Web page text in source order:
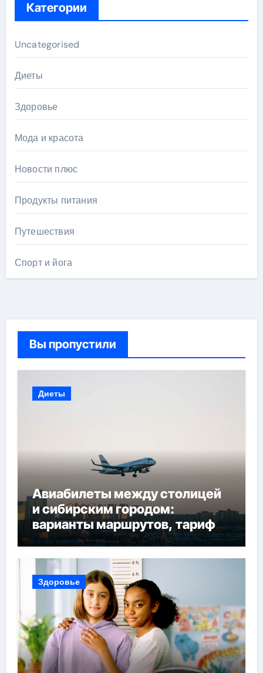
Категории
Uncategorised
Диеты
Здоровье
Мода и красота
Новости плюс
Продукты питания
Путешествия
Спорт и йога
Вы пропустили
Диеты
Авиабилеты между столицей
и сибирским городом:
варианты маршрутов, тарифы
и советы по планированию
поездки
Здоровье